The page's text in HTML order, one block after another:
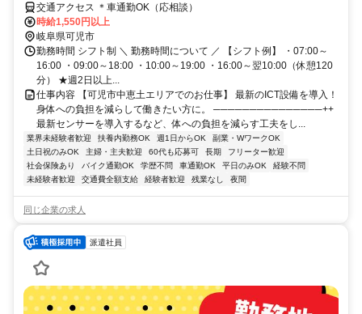
交通アクセス ＊車通勤OK（応相談）
時給1,550円以上
岐阜県可児市
勤務時間 シフト制 ＼ 勤務時間について ／ 【シフト例】 ・07:00～
16:00 ・09:00～18:00 ・10:00～19:00 ・16:00～翌10:00（休憩120
分） ★週2日以上...
仕事内容 【可児市中恵土エリアでのお仕事】 最新のICT設備を導入！
身体への負担を減らして働きたい方に。 ───────────────++
最新センサーを導入するなど、体への負担を減らす工夫をし...
業界未経験者歓迎 扶養内勤務OK 週1日からOK
副業・WワークOK
土日祝のみOK
主婦・主夫歓迎 60代も応募可 長期
フリーター歓迎
社会保険あり
バイク通勤OK 学歴不問 車通勤OK 平日のみOK
経験不問
未経験者歓迎
交通費全額支給 経験者歓迎 残業なし 夜間
同じ企業の求人
派遣社員